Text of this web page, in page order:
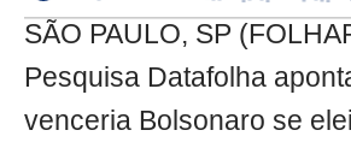
SÃO PAULO, SP
Pesquisa Datafolha
venceria Bolsonaro se